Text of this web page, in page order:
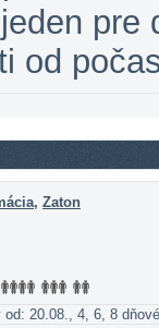
od
, Zaton
od: 20.08., 4, 6, 8 dňové